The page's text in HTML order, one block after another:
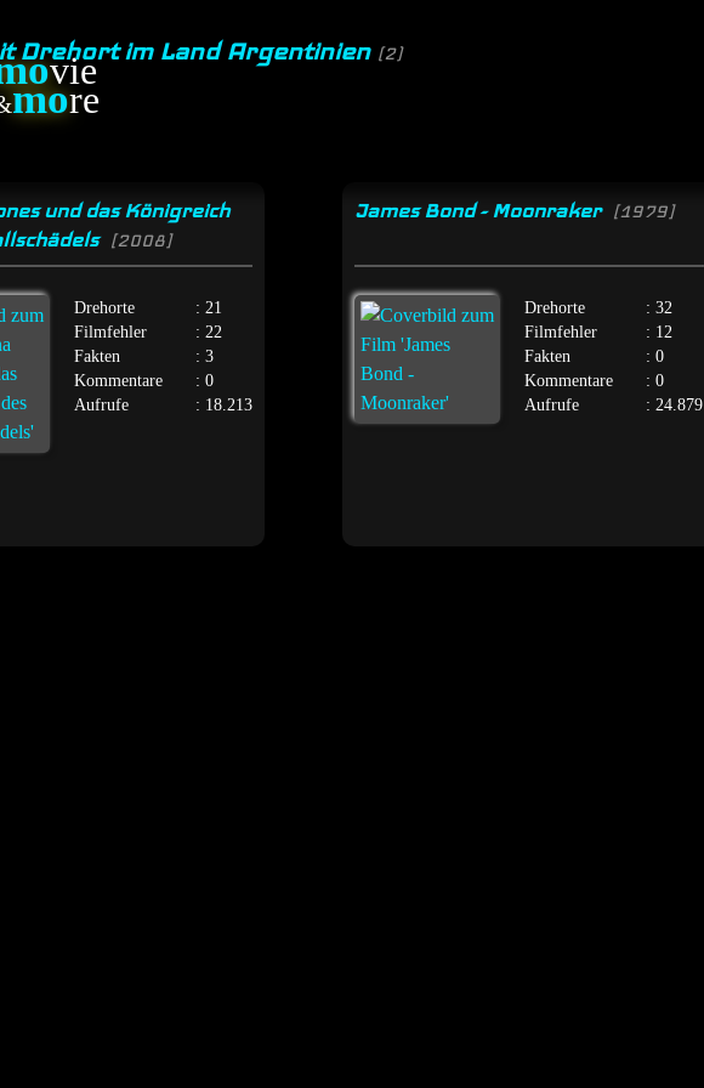
vie
more
Drehort im Land Argentinien (2)
und das Königreich
[2008]
Drehorte
: 21
Filmfehler
: 22
Fakten
: 3
Kommentare
: 0
Aufrufe
: 18.213
James Bond - Moonraker [1979]
Drehorte
: 32
Filmfehler
: 12
Fakten
: 0
Kommentare
: 0
Aufrufe
: 24.879